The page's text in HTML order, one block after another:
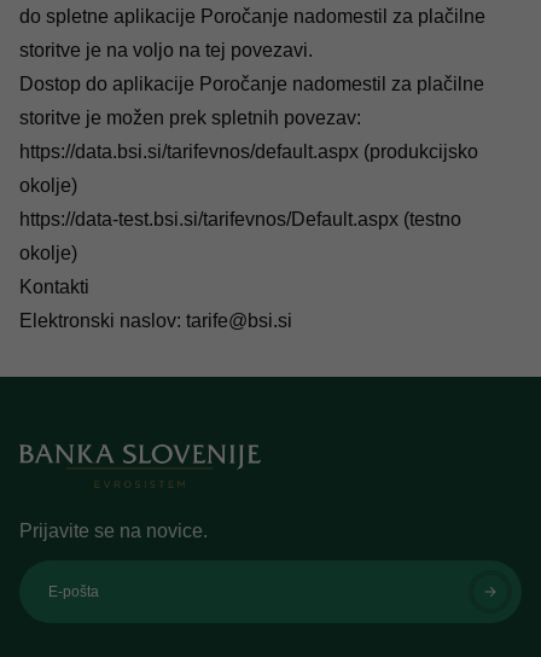
do spletne aplikacije Poročanje nadomestil za plačilne
storitve je na voljo na tej povezavi.
Dostop do aplikacije Poročanje nadomestil za plačilne
storitve je možen prek spletnih povezav:
https://data.bsi.si/tarifevnos/default.aspx (produkcijsko
okolje)
https://data-test.bsi.si/tarifevnos/Default.aspx (testno
okolje)
Kontakti
Elektronski naslov: tarife@bsi.si
Prijavite se na novice.
E-pošta